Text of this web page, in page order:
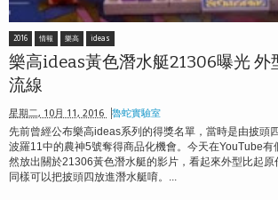
2016 情報 樂高 ideas
樂高ideas黃色潛水艇21306曝光 外
流線
星期二, 10月 11, 2016 魯蛇實驗室
先前曾經公布樂高ideas系列的得獎名單，當時是由披頭
波羅11中的農神5號奪得商品化機會。今天在YouTube有
然放出關於21306黃色潛水艇的影片，看起來外型比起原
同樣可以把披頭四放進潛水艇唷。...